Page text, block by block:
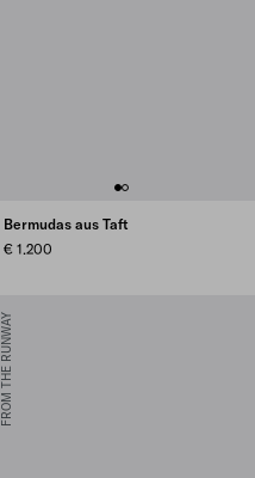
Bermudas aus Taft
€ 1.200
FROM THE RUNWAY